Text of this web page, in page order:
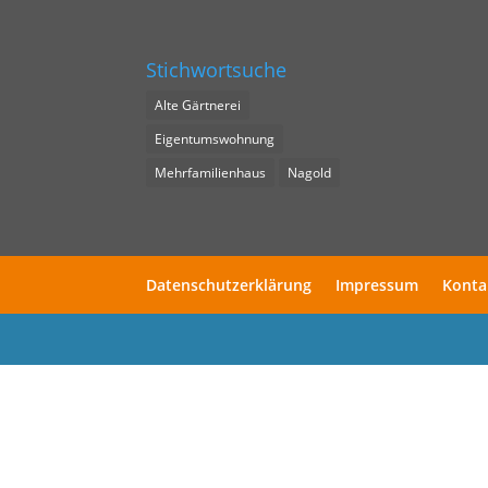
Stichwortsuche
Alte Gärtnerei
Eigentumswohnung
Mehrfamilienhaus
Nagold
Datenschutzerklärung Impressum